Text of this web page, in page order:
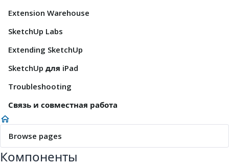
Extension Warehouse
SketchUp Labs
Extending SketchUp
SketchUp для iPad
Troubleshooting
Связь и совместная работа
Browse pages
Компоненты